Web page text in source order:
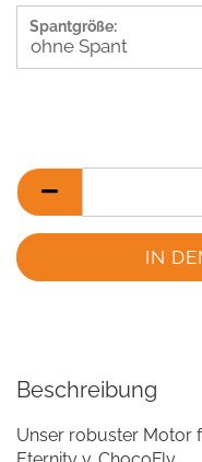
Spantgröße:
Beschreibung
Unser robuster Motor